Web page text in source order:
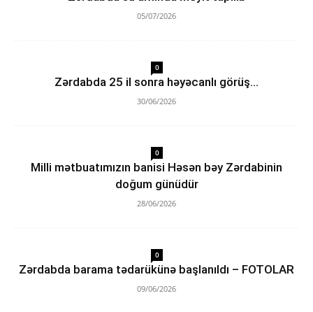
05/07/2026
0
Zərdabda 25 il sonra həyəcanlı görüş…
30/06/2026
0
Milli mətbuatımızın banisi Həsən bəy Zərdabinin
doğum günüdür
28/06/2026
0
Zərdabda barama tədarükünə başlanıldı – FOTOLAR
09/06/2026